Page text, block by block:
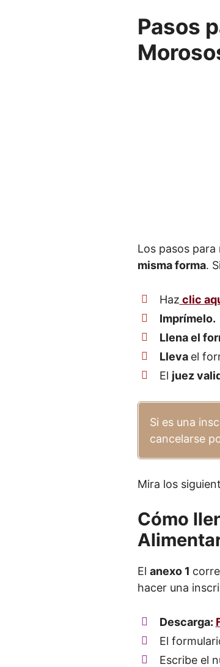
Pasos
Los pasos
misma forma.
Haz clic
Imprímelo.
Llena el
Lleva el
El juez
Si es una
cancelarse
Mira los
Cómo
El anexo 1
hacer una
Descarga:
El
Escribe el